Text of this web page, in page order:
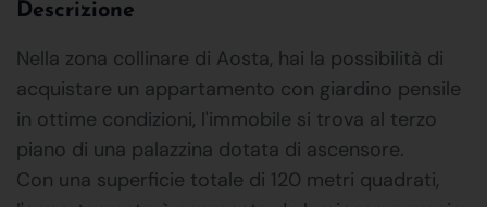
Descrizione
Nella zona collinare di Aosta, hai la possibilità di
acquistare un appartamento con giardino pensile
in ottime condizioni, l'immobile si trova al terzo
piano di una palazzina dotata di ascensore.
Con una superficie totale di 120 metri quadrati,